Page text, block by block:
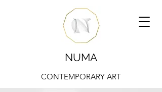
NUMA
CONTEMPORARY ART